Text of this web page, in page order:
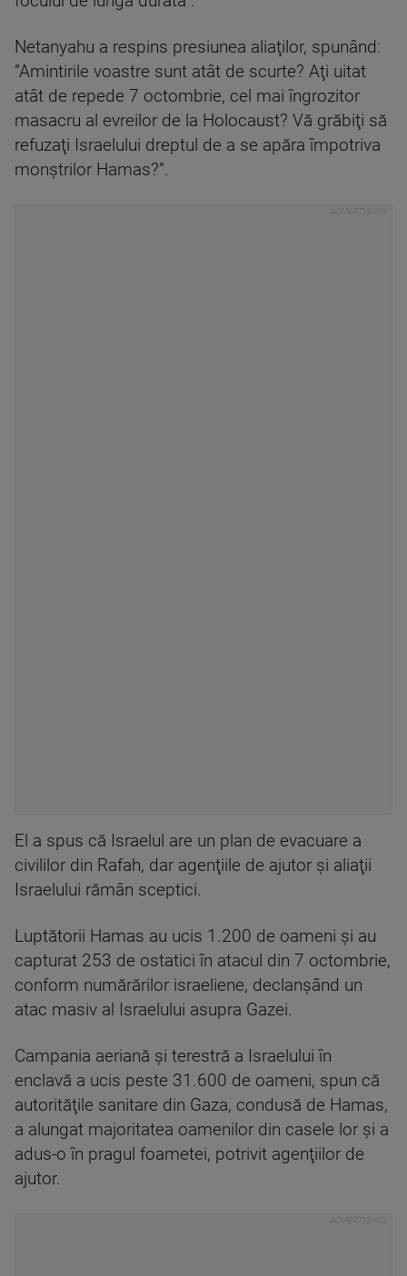
Netanyahu a respins presiunea aliaţilor, spunând:
”Amintirile voastre sunt atât de scurte? Aţi uitat
atât de repede 7 octombrie, cel mai îngrozitor
masacru al evreilor de la Holocaust? Vă grăbiţi să
refuzaţi Israelului dreptul de a se apăra împotriva
monştrilor Hamas?”.
El a spus că Israelul are un plan de evacuare a
civililor din Rafah, dar agenţiile de ajutor şi aliaţii
Israelului rămân sceptici.
Luptătorii Hamas au ucis 1.200 de oameni şi au
capturat 253 de ostatici în atacul din 7 octombrie,
conform numărărilor israeliene, declanşând un
atac masiv al Israelului asupra Gazei.
Campania aeriană şi terestră a Israelului în
enclavă a ucis peste 31.600 de oameni, spun că
autorităţile sanitare din Gaza, condusă de Hamas,
a alungat majoritatea oamenilor din casele lor şi a
adus-o în pragul foametei, potrivit agenţiilor de
ajutor.